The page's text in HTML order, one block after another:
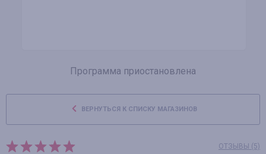
Программа приостановлена
ВЕРНУТЬСЯ К СПИСКУ МАГАЗИНОВ
ОТЗЫВЫ (5)